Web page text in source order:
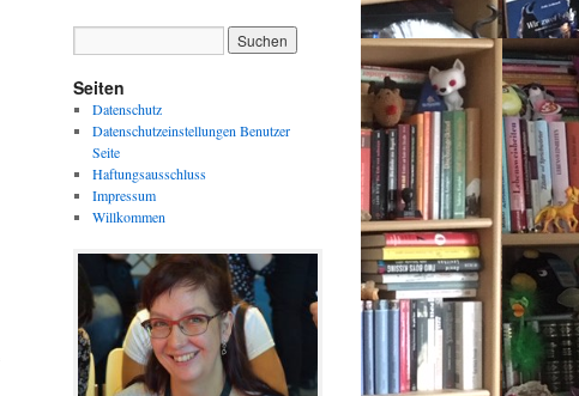
Seiten
Datenschutz
Datenschutzeinstellungen Benutzer
Seite
Haftungsausschluss
Impressum
Willkommen